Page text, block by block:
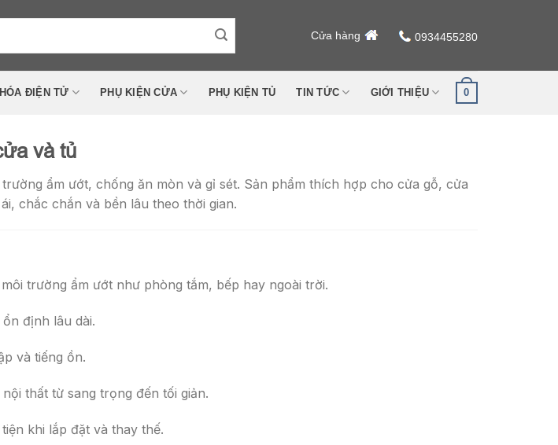
Cửa hàng 0934455280
ĐIỆN TỬ PHỤ KIỆN CỬA PHỤ KIỆN TỦ TIN TỨC GIỚI THIỆU 0
và tủ
ẩm ướt, chống ăn mòn và gỉ sét. Sản phẩm thích hợp cho cửa gỗ, cửa
chắc chắn và bền lâu theo thời gian.
trường ẩm ướt như phòng tắm, bếp hay ngoài trời.
định lâu dài.
và tiếng ồn.
thất từ sang trọng đến tối giản.
khi lắp đặt và thay thế.